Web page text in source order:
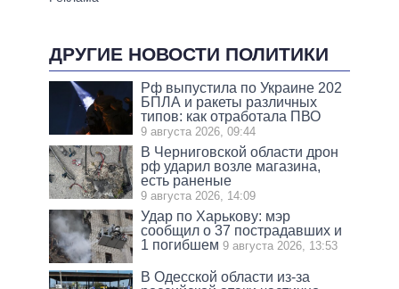
ДРУГИЕ НОВОСТИ ПОЛИТИКИ
Рф выпустила по Украине 202
БПЛА и ракеты различных
типов: как отработала ПВО
9 августа 2026, 09:44
В Черниговской области дрон
рф ударил возле магазина,
есть раненые
9 августа 2026, 14:09
Удар по Харькову: мэр
сообщил о 37 пострадавших и
1 погибшем 9 августа 2026, 13:53
В Одесской области из-за